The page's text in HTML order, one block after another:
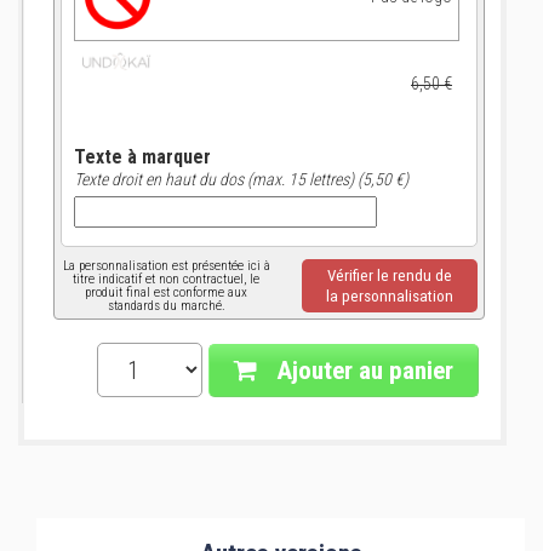
6,50 €
Texte à marquer
Texte droit en haut du dos (max. 15 lettres) (5,50 €)
La personnalisation est présentée ici à
titre indicatif et non contractuel, le
produit final est conforme aux
standards du marché.
Vérifier le rendu de
la personnalisation
Ajouter au panier